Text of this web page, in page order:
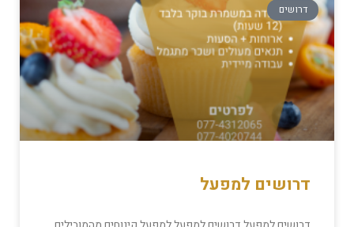
דרושים
דרושים למפעל